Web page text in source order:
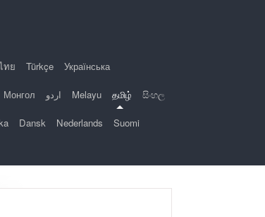
ทย Türkçe Українська
Монгол اردو Melayu தமிழ் සිංහල
Dansk Nederlands Suomi